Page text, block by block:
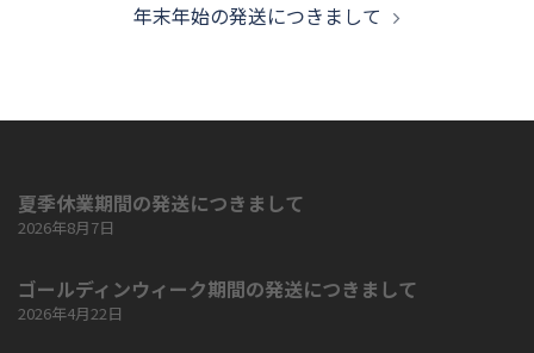
年末年始の発送につきまして
夏季休業期間の発送につきまして
2026年8月7日
ゴールディンウィーク期間の発送につきまして
2026年4月22日